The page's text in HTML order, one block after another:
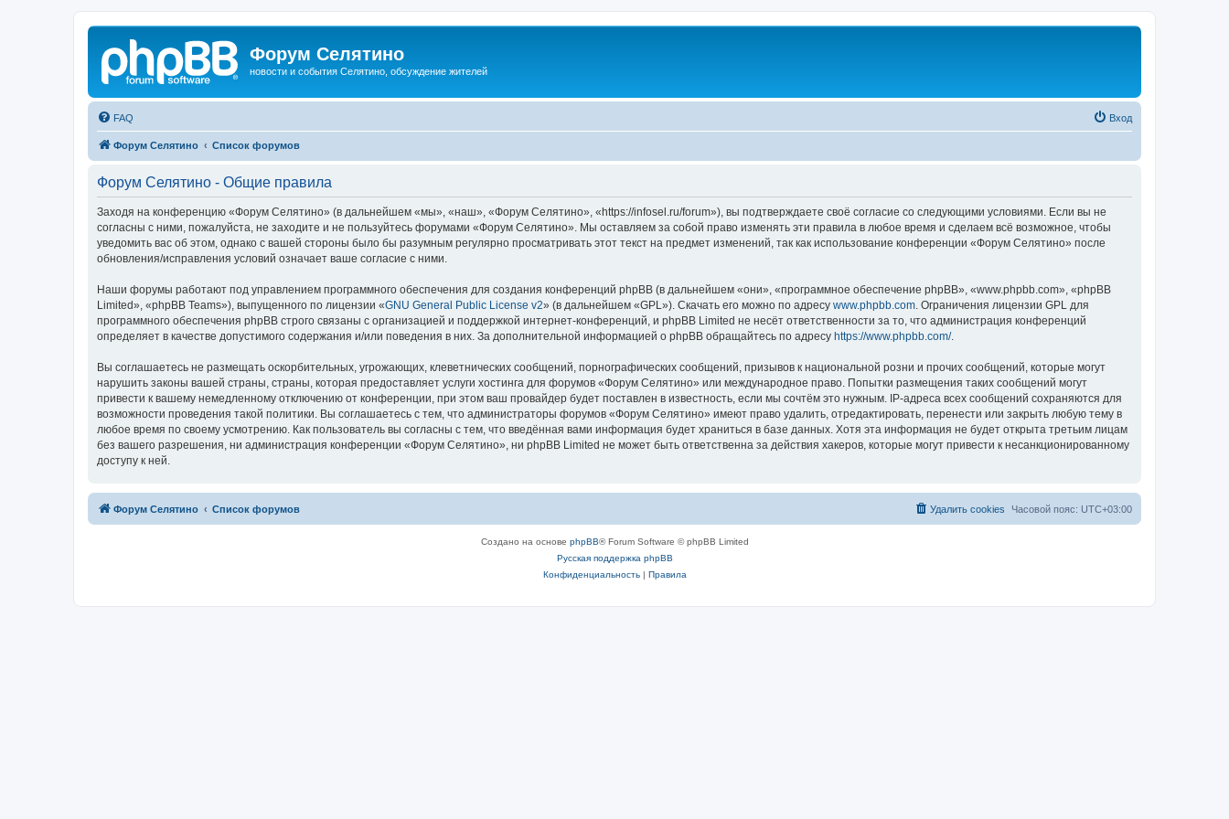
Форум Селятино
новости и события Селятино, обсуждение жителей
FAQ Вход
Форум Селятино Список форумов
Форум Селятино - Общие правила
Заходя на конференцию «Форум Селятино» (в дальнейшем «мы», «наш», «Форум Селятино», «https://infosel.ru/forum»), вы подтверждаете своё согласие со следующими условиями. Если вы не
согласны с ними, пожалуйста, не заходите и не пользуйтесь форумами «Форум Селятино». Мы оставляем за собой право изменять эти правила в любое время и сделаем всё возможное, чтобы
уведомить вас об этом, однако с вашей стороны было бы разумным регулярно просматривать этот текст на предмет изменений, так как использование конференции «Форум Селятино» после
обновления/исправления условий означает ваше согласие с ними.
Наши форумы работают под управлением программного обеспечения для создания конференций phpBB (в дальнейшем «они», «программное обеспечение phpBB», «www.phpbb.com», «phpBB
Limited», «phpBB Teams»), выпущенного по лицензии «GNU General Public License v2» (в дальнейшем «GPL»). Скачать его можно по адресу www.phpbb.com . Ограничения лицензии GPL для
программного обеспечения phpBB строго связаны с организацией и поддержкой интернет-конференций, и phpBB Limited не несёт ответственности за то, что администрация конференций
определяет в качестве допустимого содержания и/или поведения в них. За дополнительной информацией о phpBB обращайтесь по адресу https://www.phpbb.com/.
Вы соглашаетесь не размещать оскорбительных, угрожающих, клеветнических сообщений, порнографических сообщений, призывов к национальной розни и прочих сообщений, которые могут
нарушить законы вашей страны, страны, которая предоставляет услуги хостинга для форумов «Форум Селятино» или международное право. Попытки размещения таких сообщений могут
привести к вашему немедленному отключению от конференции, при этом ваш провайдер будет поставлен в известность, если мы сочтём это нужным. IP-адреса всех сообщений сохраняются для
возможности проведения такой политики. Вы соглашаетесь с тем, что администраторы форумов «Форум Селятино» имеют право удалить, отредактировать, перенести или закрыть любую тему в
любое время по своему усмотрению. Как пользователь вы согласны с тем, что введённая вами информация будет храниться в базе данных. Хотя эта информация не будет открыта третьим лицам
без вашего разрешения, ни администрация конференции «Форум Селятино», ни phpBB Limited не может быть ответственна за действия хакеров, которые могут привести к несанкционированному
доступу к ней.
Форум Селятино Список форумов Часовой пояс: UTC+03:00
Удалить cookies
Создано на основе phpBB® Forum Software © phpBB Limited
Русская поддержка phpBB
Конфиденциальность| Правила